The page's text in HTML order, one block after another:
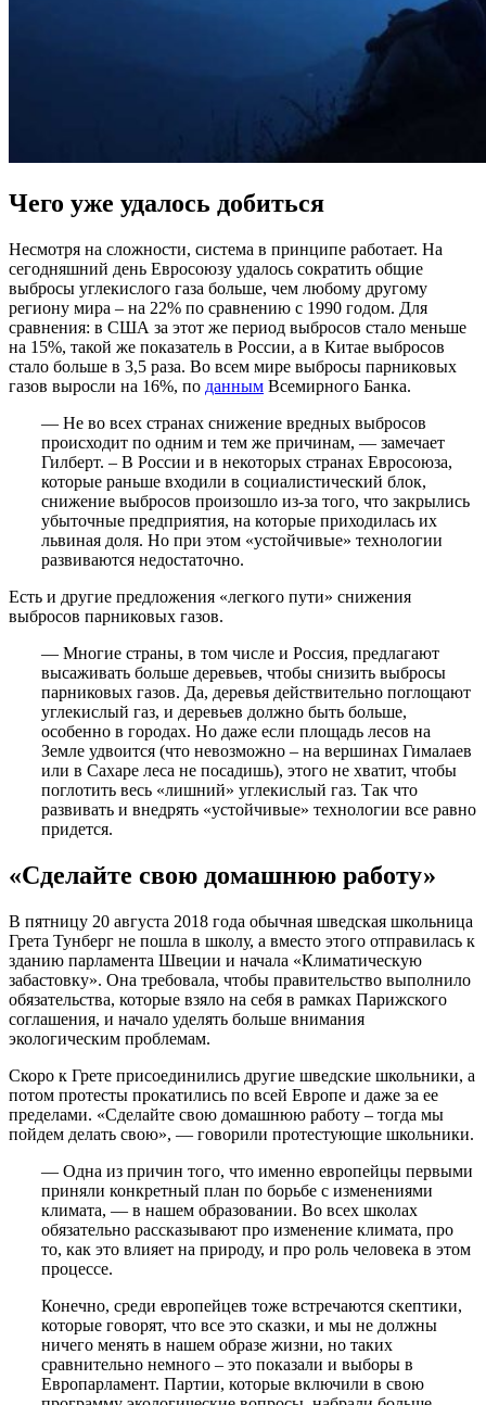
Чего уже удалось добиться
Несмотря на сложности, система в принципе работает. На
сегодняшний день Евросоюзу удалось сократить общие
выбросы углекислого газа больше, чем любому другому
региону мира – на 22% по сравнению с 1990 годом. Для
сравнения: в США за этот же период выбросов стало меньше
на 15%, такой же показатель в России, а в Китае выбросов
стало больше в 3,5 раза. Во всем мире выбросы парниковых
газов выросли на 16%, по данным Всемирного Банка.
— Не во всех странах снижение вредных выбросов
происходит по одним и тем же причинам, — замечает
Гилберт. – В России и в некоторых странах Евросоюза,
которые раньше входили в социалистический блок,
снижение выбросов произошло из-за того, что закрылись
убыточные предприятия, на которые приходилась их
львиная доля. Но при этом «устойчивые» технологии
развиваются недостаточно.
Есть и другие предложения «легкого пути» снижения
выбросов парниковых газов.
— Многие страны, в том числе и Россия, предлагают
высаживать больше деревьев, чтобы снизить выбросы
парниковых газов. Да, деревья действительно поглощают
углекислый газ, и деревьев должно быть больше,
особенно в городах. Но даже если площадь лесов на
Земле удвоится (что невозможно – на вершинах Гималаев
или в Сахаре леса не посадишь), этого не хватит, чтобы
поглотить весь «лишний» углекислый газ. Так что
развивать и внедрять «устойчивые» технологии все равно
придется.
«Сделайте свою домашнюю работу»
В пятницу 20 августа 2018 года обычная шведская школьница
Грета Тунберг не пошла в школу, а вместо этого отправилась к
зданию парламента Швеции и начала «Климатическую
забастовку». Она требовала, чтобы правительство выполнило
обязательства, которые взяло на себя в рамках Парижского
соглашения, и начало уделять больше внимания
экологическим проблемам.
Скоро к Грете присоединились другие шведские школьники, а
потом протесты прокатились по всей Европе и даже за ее
пределами. «Сделайте свою домашнюю работу – тогда мы
пойдем делать свою», — говорили протестующие школьники.
— Одна из причин того, что именно европейцы первыми
приняли конкретный план по борьбе с изменениями
климата, — в нашем образовании. Во всех школах
обязательно рассказывают про изменение климата, про
то, как это влияет на природу, и про роль человека в этом
процессе.
Конечно, среди европейцев тоже встречаются скептики,
которые говорят, что все это сказки, и мы не должны
ничего менять в нашем образе жизни, но таких
сравнительно немного – это показали и выборы в
Европарламент. Партии, которые включили в свою